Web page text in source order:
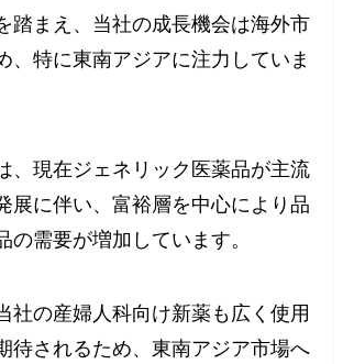
踏まえ、当社の成長機会は海外市
、特に東南アジアに注力していま
、現在ジェネリック医薬品が主流
展に伴い、富裕層を中心により品
の需要が増加しています。
社の産婦人科向け新薬も広く使用
待されるため、東南アジア市場へ